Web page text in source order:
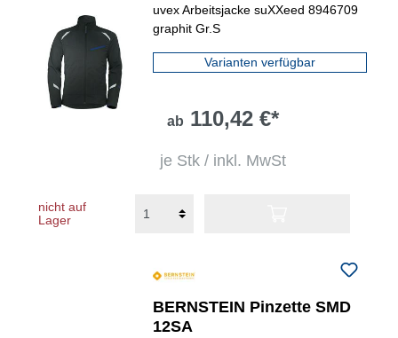
uvex Arbeitsjacke suXXeed 8946709
graphit Gr.S
Varianten verfügbar
ab 110,42 €*
je Stk / inkl. MwSt
nicht auf
Lager
BERNSTEIN Pinzette SMD
12SA